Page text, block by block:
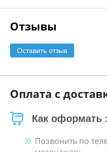
Отзывы
Оставить отзыв
Оплата с
Как оформать
Позвонить по